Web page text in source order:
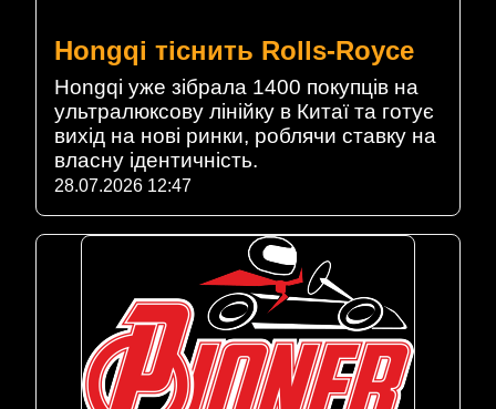
Hongqi тіснить Rolls-Royce
Hongqi уже зібрала 1400 покупців на
ультралюксову лінійку в Китаї та готує
вихід на нові ринки, роблячи ставку на
власну ідентичність.
28.07.2026 12:47